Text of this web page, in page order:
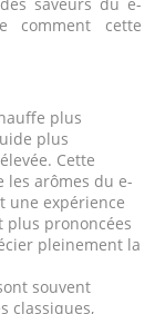
comment cette
plus
plus
Cette
les arômes du e-
une expérience
plus prononcées
pleinement la
souvent
classiques,